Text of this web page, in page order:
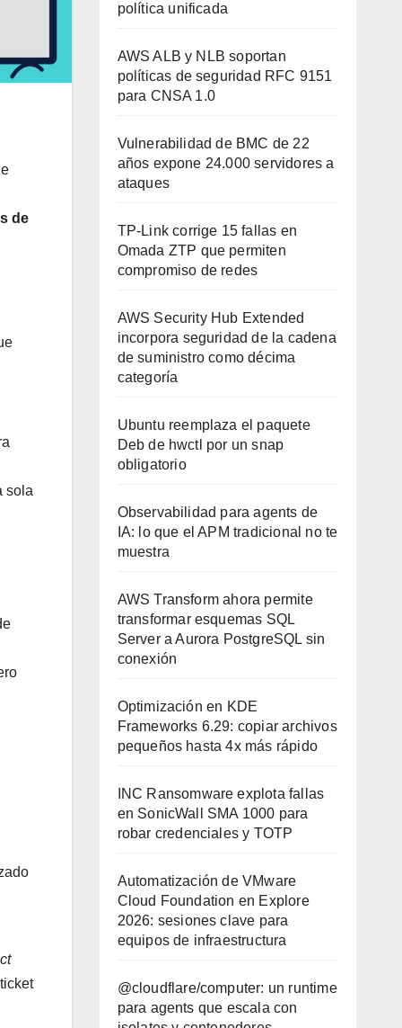
de
sola
política unificada
AWS ALB y NLB soportan
políticas de seguridad RFC 9151
para CNSA 1.0
Vulnerabilidad de BMC de 22
años expone 24.000 servidores a
ataques
TP-Link corrige 15 fallas en
Omada ZTP que permiten
compromiso de redes
AWS Security Hub Extended
incorpora seguridad de la cadena
de suministro como décima
categoría
Ubuntu reemplaza el paquete
Deb de hwctl por un snap
obligatorio
Observabilidad para agents de
IA: lo que el APM tradicional no te
muestra
AWS Transform ahora permite
transformar esquemas SQL
Server a Aurora PostgreSQL sin
conexión
Optimización en KDE
Frameworks 6.29: copiar archivos
pequeños hasta 4x más rápido
INC Ransomware explota fallas
en SonicWall SMA 1000 para
robar credenciales y TOTP
Automatización de VMware
Cloud Foundation en Explore
2026: sesiones clave para
equipos de infraestructura
@cloudflare/computer: un runtime
para agents que escala con